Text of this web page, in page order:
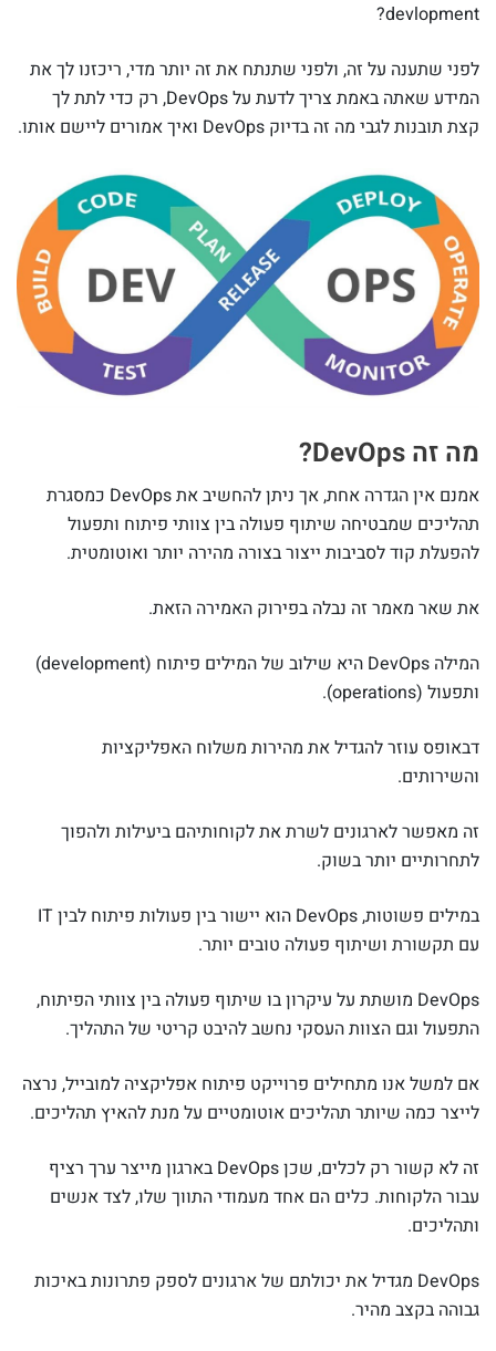
devlopment?
לפני שתענה על זה, ולפני שתנתח את זה יותר מדי, ריכזנו לך את
המידע שאתה באמת צריך לדעת על DevOps, רק כדי לתת לך
קצת תובנות לגבי מה זה בדיוק DevOps ואיך אמורים ליישם אותו.
מה זה DevOps?
אמנם אין הגדרה אחת, אך ניתן להחשיב את DevOps כמסגרת
תהליכים שמבטיחה שיתוף פעולה בין צוותי פיתוח ותפעול
להפעלת קוד לסביבות ייצור בצורה מהירה יותר ואוטומטית.
את שאר מאמר זה נבלה בפירוק האמירה הזאת.
המילה DevOps היא שילוב של המילים פיתוח (development)
ותפעול (operations).
דבאופס עוזר להגדיל את מהירות משלוח האפליקציות
והשירותים.
זה מאפשר לארגונים לשרת את לקוחותיהם ביעילות ולהפוך
לתחרותיים יותר בשוק.
במילים פשוטות, DevOps הוא יישור בין פעולות פיתוח לבין IT
עם תקשורת ושיתוף פעולה טובים יותר.
DevOps מושתת על עיקרון בו שיתוף פעולה בין צוותי הפיתוח,
התפעול וגם הצוות העסקי נחשב להיבט קריטי של התהליך.
אם למשל אנו מתחילים פרוייקט פיתוח אפליקציה למובייל, נרצה
לייצר כמה שיותר תהליכים אוטומטיים על מנת להאיץ תהליכים.
זה לא קשור רק לכלים, שכן DevOps בארגון מייצר ערך רציף
עבור הלקוחות. כלים הם אחד מעמודי התווך שלו, לצד אנשים
ותהליכים.
DevOps מגדיל את יכולתם של ארגונים לספק פתרונות באיכות
גבוהה בקצב מהיר.